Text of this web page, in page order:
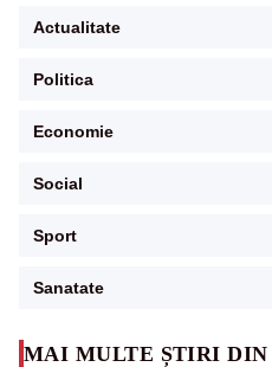
MAI MULTE ȘTIRI DIN
Actualitate
Politica
Economie
Social
Sport
Sanatate